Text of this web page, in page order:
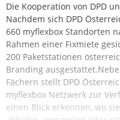
Die Kooperation von DPD
Nachdem sich DPD
660 myflexbox Standorten
Rahmen einer Fixmiete
200 Paketstationen
Branding
Fächern stellt DPD
myflexbox Netzwerk zur
einen Blick erkennen, wo